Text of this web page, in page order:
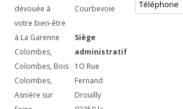
dévouée à
votre bien-être
à La Garenne
Colombes,
Colombes, Bois
Colombes,
Asnière sur
Courbevoie
Siège
administratif
1O Rue
Fernand
Drouilly